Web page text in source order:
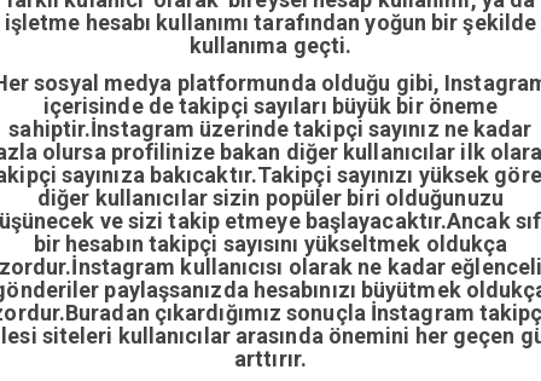
işletme hesabı kullanımı tarafından yoğun bir şekilde
kullanıma geçti.
sosyal medya platformunda olduğu gibi,
içerisinde de takipçi sayıları büyük bir öneme
sahiptir.İnstagram üzerinde takipçi sayınız ne kadar
olursa profilinize bakan diğer kullanıcılar ilk
sayınıza bakıcaktır.Takipçi sayınızı yüksek
diğer kullanıcılar sizin popüler biri olduğunuzu
ve sizi takip etmeye başlayacaktır.Ancak
bir hesabın takipçi sayısını yükseltmek oldukça
kullanıcısı olarak ne kadar
paylaşsanızda hesabınızı büyütmek
çıkardığımız sonuçla İnstagram
siteleri kullanıcılar arasında önemini her geçen
arttırır.